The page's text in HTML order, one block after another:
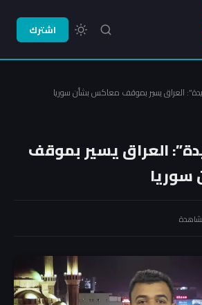
اشترك
العراق يسير بموقف معاكس بشأن سوريا
العراق يسير بموقف